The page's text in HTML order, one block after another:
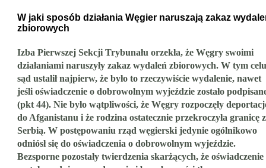
W jaki sposób działania Węgier naruszają zakaz
zbiorowych
Izba Pierwszej Sekcji Trybunału orzekła, że Węgry swoimi
działaniami naruszyły zakaz wydaleń zbiorowych. W tym celu
sąd ustalił najpierw, że było to rzeczywiście wydalenie, nawet
jeśli oświadczenie o dobrowolnym wyjeździe zostało
(pkt 44). Nie było wątpliwości, że Węgry rozpoczęły
do Afganistanu i że rodzina ostatecznie przekroczyła granicę z
Serbią. W postępowaniu rząd węgierski jedynie ogólnikowo
odniósł się do oświadczenia o dobrowolnym wyjeździe.
Bezsporne pozostały twierdzenia skarżących, że oświadczenie